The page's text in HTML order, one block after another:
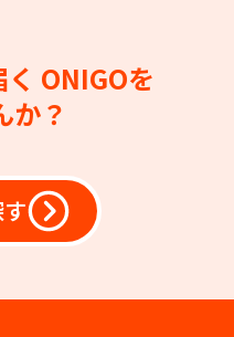
ONIGOを
か？